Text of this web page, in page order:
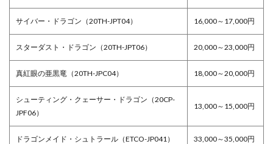
サイバー・ドラゴン（20TH-JPT04） 16,000～17,000円
スターダスト・ドラゴン（20TH-JPT06） 20,000～23,000円
真紅眼の亜黒竜（20TH-JPC04） 18,000～20,000円
シューティング・クェーサー・ドラゴン（20CP-
JPF06）
13,000～15,000円
ドラゴンメイド・シュトラール（ETCO-JP041） 33,000～35,000円